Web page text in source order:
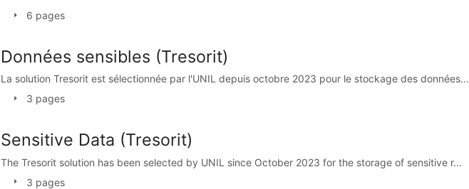
6 pages
Données sensibles (Tresorit)
La solution Tresorit est sélectionnée par l'UNIL depuis octobre 2023 pour le stockage des données...
3 pages
Sensitive Data (Tresorit)
The Tresorit solution has been selected by UNIL since October 2023 for the storage of sensitive r...
3 pages